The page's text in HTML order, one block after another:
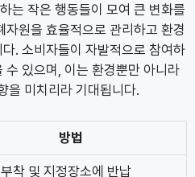
는 작은 행동들이 모여 큰 변화를
원을 효율적으로 관리하고 환경
. 소비자들이 자발적으로 참여하
수 있으며, 이는 환경뿐만 아니라
을 미치리라 기대됩니다.
방법
착 및 지정장소에 반납